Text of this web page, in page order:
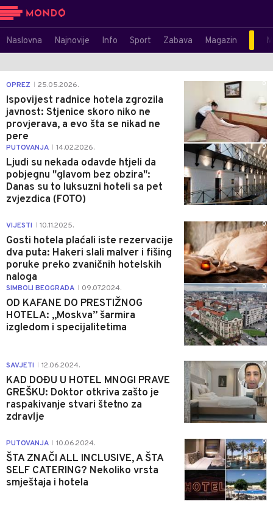
Naslovna Najnovije Info Sport Zabava Magazin
OPREZ 25.05.2026.
Ispovijest radnice hotela zgrozila
javnost: Stjenice skoro niko ne
provjerava, a evo šta se nikad ne
pere
0
PUTOVANJA 14.02.2026.
Ljudi su nekada odavde htjeli da
pobjegnu "glavom bez obzira":
Danas su to luksuzni hoteli sa pet
zvjezdica (FOTO)
0
VIJESTI 10.11.2025.
Gosti hotela plaćali iste rezervacije
dva puta: Hakeri slali malver i fišing
poruke preko zvaničnih hotelskih
naloga
0
SIMBOLI BEOGRADA 09.07.2024.
OD KAFANE DO PRESTIŽNOG
HOTELA: „Moskva” šarmira
izgledom i specijalitetima
0
SAVJETI 12.06.2024.
KAD DOĐU U HOTEL MNOGI PRAVE
GREŠKU: Doktor otkriva zašto je
raspakivanje stvari štetno za
zdravlje
0
PUTOVANJA 10.06.2024.
ŠTA ZNAČI ALL INCLUSIVE, A ŠTA
SELF CATERING? Nekoliko vrsta
smještaja i hotela
0